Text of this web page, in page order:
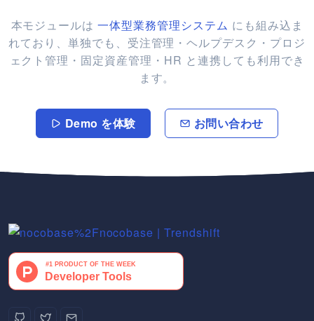
本モジュールは一体型業務管理システム にも組み込ま
れており、単独でも、受注管理・ヘルプデスク・プロジ
ェクト管理・固定資産管理・HR と連携しても利用でき
ます。
Demo を体験 お問い合わせ